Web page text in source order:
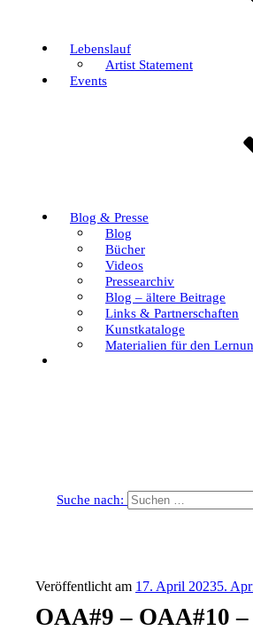
Lebenslauf
Artist Statement
Events
Blog & Presse
Blog
Bücher
Videos
Pressearchiv
Blog – ältere Beitrage
Links & Partnerschaften
Kunstkataloge
Materialien für den
Suche nach:
Veröffentlicht am 17. April 20235.
OAA#9 – OAA#10